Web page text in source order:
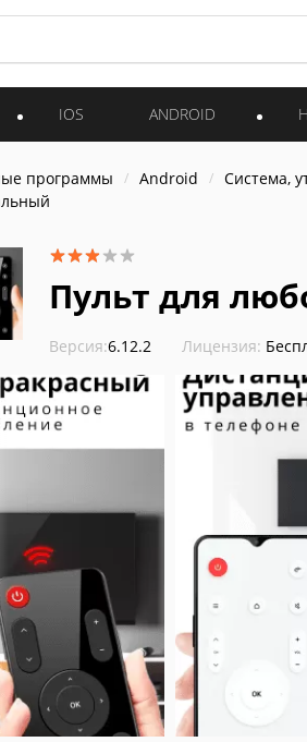
IOS ANDROID
программы Android Система,
Пульт для
Версия:6.12.2 Лицензия: